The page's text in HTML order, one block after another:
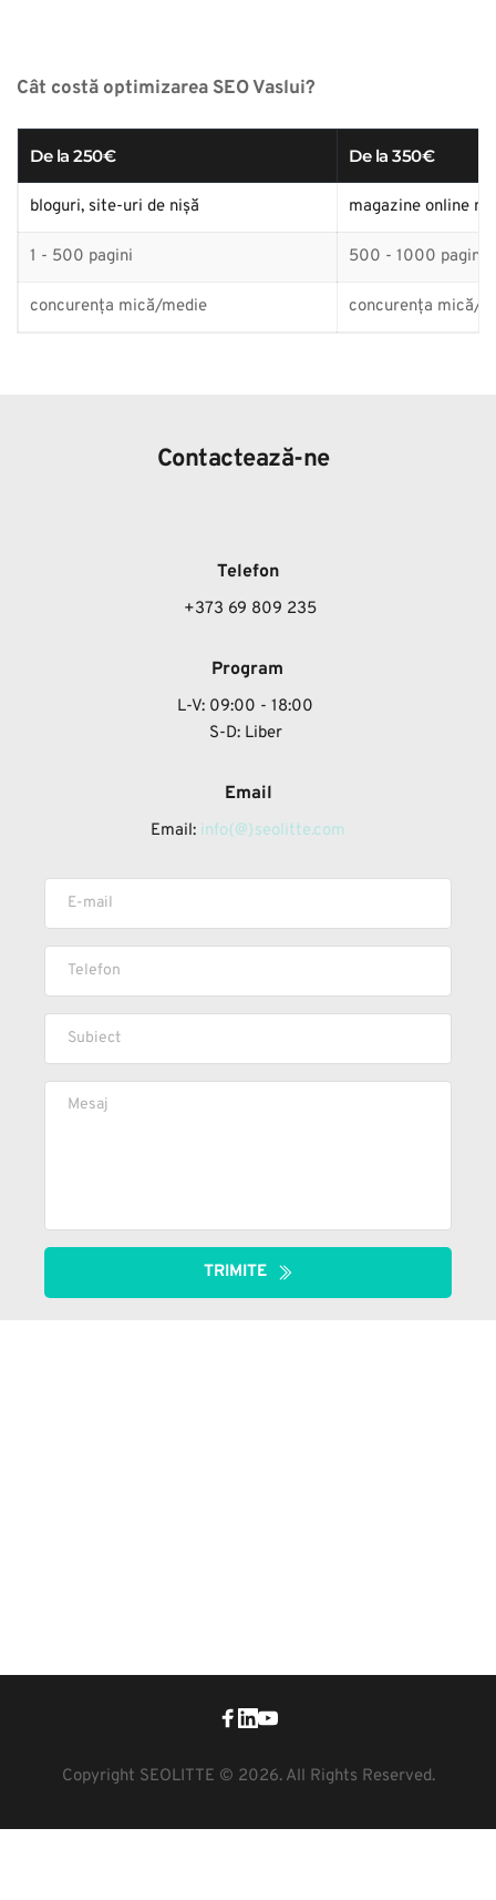
Cât costă optimizarea SEO Vaslui?
De la 250€ De la 350€
bloguri, site-uri de nișă magazine online
1 - 500 pagini 500 - 1000 pagini
concurența mică/medie concurența mică/
Contactează-ne
Telefon
+373 69 809 235
Program
L-V: 09:00 - 18:00
S-D: Liber
Email
Email: info{@}seolitte.com
TRIMITE
Copyright SEOLITTE © 2026. All Rights Reserved.